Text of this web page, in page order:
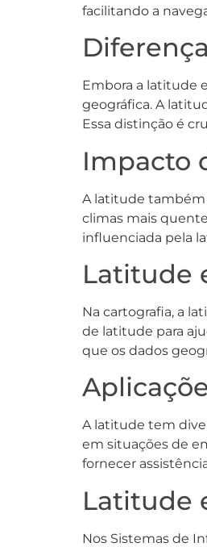
facilitando a
Embora a latitude
geográfica. A
Essa distinção é
Impacto
A latitude também
climas mais
influenciada pela
Latitude
Na cartografia, a
de latitude para
que os dados
A latitude tem
em situações de
fornecer
Latitude
Nos Sistemas de